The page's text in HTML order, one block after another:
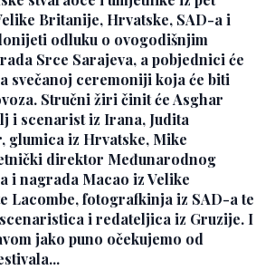
Britanije, Hrvatske, SAD-a i
odluku o ovogodišnjim
Srce Sarajeva, a pobjednici će
svečanoj ceremoniji koja će biti
Stručni žiri činit će Asghar
i scenarist iz Irana, Judita
glumica iz Hrvatske, Mike
direktor Međunarodnog
i nagrada Macao iz Velike
Lacombe, fotografkinja iz SAD-a te
i redateljica iz Gruzije. I
jako puno očekujemo od